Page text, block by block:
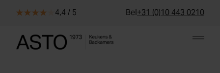
4,4 / 5 Bel+31 (0)10 443 0210